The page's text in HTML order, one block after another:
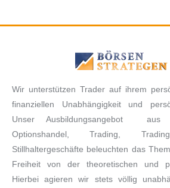
Wir unterstützen Trader auf ihrem
finanziellen Unabhängigkeit und
Unser Ausbildungsangebot aus
Optionshandel, Trading,
Stillhaltergeschäfte beleuchten das
Freiheit von der theoretischen und
Hierbei agieren wir stets völlig